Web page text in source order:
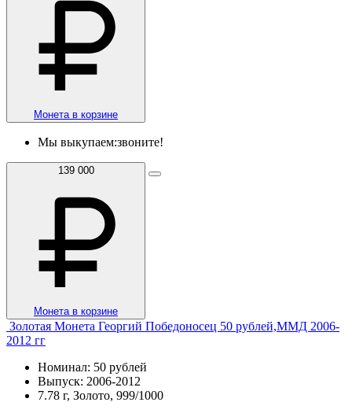
Монета в корзине
Мы выкупаем:звоните!
139 000
Монета в корзине
Золотая Монета Георгий Победоносец 50 рублей,ММД 2006-
2012 гг
Номинал: 50 рублей
Выпуск: 2006-2012
7.78 г, Золото, 999/1000